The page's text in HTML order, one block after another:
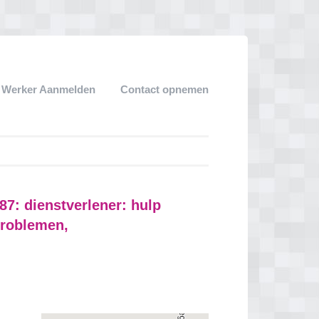
Aanmelden Contact opnemen
dienstverlener: hulp